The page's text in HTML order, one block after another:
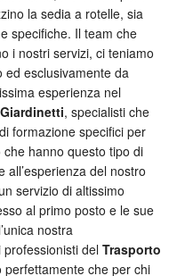
la sedia a rotelle, sia
specifiche. Il team che
i nostri servizi, ci teniamo
ed esclusivamente da
esperienza nel
, specialisti che
formazione specifici per
hanno questo tipo di
del nostro
servizio di altissimo
al primo posto e le sue
nostra
del Trasporto
perfettamente che per chi